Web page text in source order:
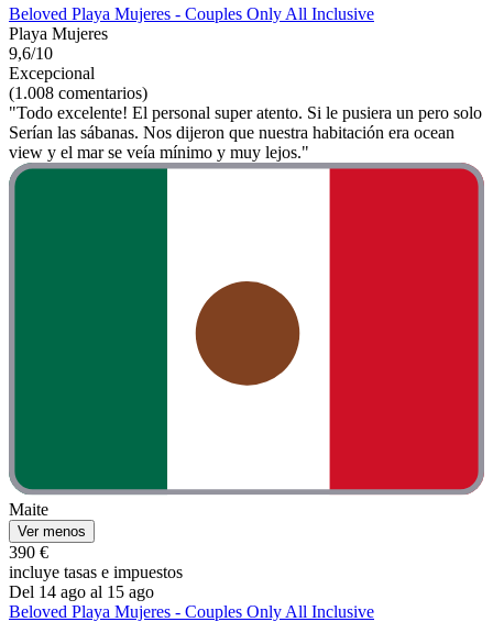
Beloved Playa Mujeres - Couples Only All Inclusive
Playa Mujeres
9,6/10
Excepcional
(1.008 comentarios)
"Todo excelente! El personal super atento. Si le pusiera un pero solo
Serían las sábanas. Nos dijeron que nuestra habitación era ocean
view y el mar se veía mínimo y muy lejos."
Maite
Ver menos
390 €
incluye tasas e impuestos
Del 14 ago al 15 ago
Beloved Playa Mujeres - Couples Only All Inclusive